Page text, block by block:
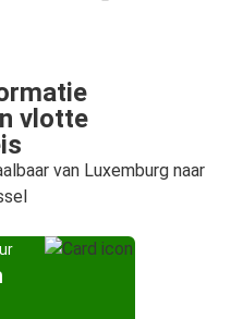
vlotte
van Luxemburg naar